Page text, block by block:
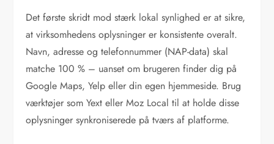
Det første skridt mod stærk lokal synlighed er at sikre,
at virksomhedens oplysninger er konsistente overalt.
Navn, adresse og telefonnummer (NAP-data) skal
matche 100 % – uanset om brugeren finder dig på
Google Maps, Yelp eller din egen hjemmeside. Brug
værktøjer som Yext eller Moz Local til at holde disse
oplysninger synkroniserede på tværs af platforme.